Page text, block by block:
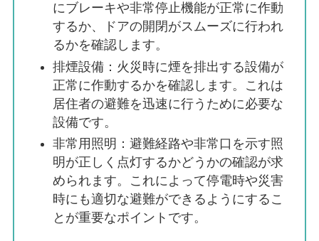
にブレーキや非常停止機能が正常に作動
するか、ドアの開閉がスムーズに行われ
るかを確認します。
排煙設備：火災時に煙を排出する設備が
正常に作動するかを確認します。これは
居住者の避難を迅速に行うために必要な
設備です。
非常用照明：避難経路や非常口を示す照
明が正しく点灯するかどうかの確認が求
められます。これによって停電時や災害
時にも適切な避難ができるようにするこ
とが重要なポイントです。